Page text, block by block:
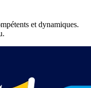
et dynamiques.